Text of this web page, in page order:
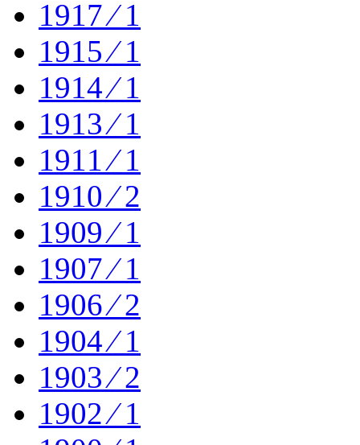
1917 ⁄ 1
1915 ⁄ 1
1914 ⁄ 1
1913 ⁄ 1
1911 ⁄ 1
1910 ⁄ 2
1909 ⁄ 1
1907 ⁄ 1
1906 ⁄ 2
1904 ⁄ 1
1903 ⁄ 2
1902 ⁄ 1